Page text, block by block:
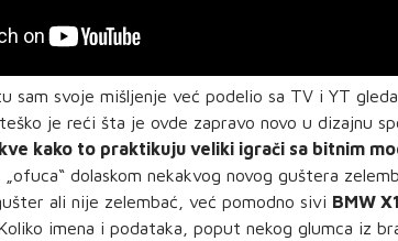
sam svoje mišljenje već podelio sa TV i YT
je reći šta je ovde zapravo novo u dizajnu
kako to praktikuju veliki igrači sa bitnim
dolaskom nekakvog novog guštera
ali nije zelembać, već pomodno sivi BMW
imena i podataka, poput nekog glumca iz